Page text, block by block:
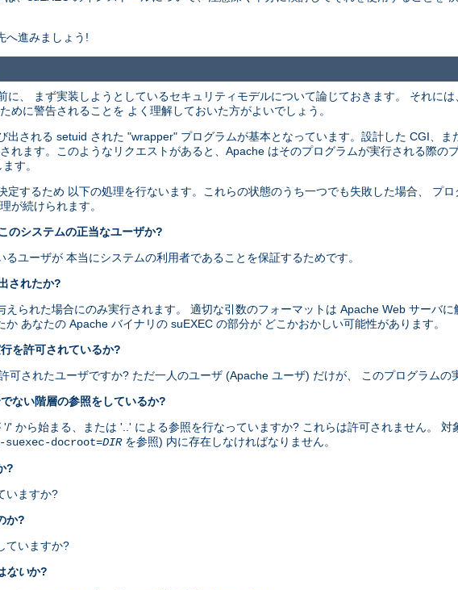
へ進みましょう!
に、 まず実装しようとしているセキュリティモデルについて論じておきます。 それに
めに警告されることを よく理解しておいた方がよいでしょう。
出される setuid された "wrapper" プログラムが基本となっています。設計した CGI、ま
れます。このようなリクエストがあると、Apache はそのプログラムが実行される際の
す。
定するため 以下の処理を行ないます。これらの状態のうち一つでも失敗した場合、 プ
が続けられます。
のシステムの正当なユーザか?
ユーザが 本当にシステムの利用者であることを保証するためです。
されたか?
られた場合にのみ実行されます。 適切な引数のフォーマットは Apache Web サーバ
あなたの Apache バイナリの suEXEC の部分が どこかおかしい可能性があります。
を許可されているか?
可されたユーザですか? ただ一人のユーザ (Apache ユーザ) だけが、 このプログラムの
ない階層の参照をしているか?
' から始まる、または '..' による参照を行なっていますか? これらは許可されません。 対
docroot=DIRを参照) 内に存在しなければなりません。
?
いますか?
か?
ていますか?
ないか?